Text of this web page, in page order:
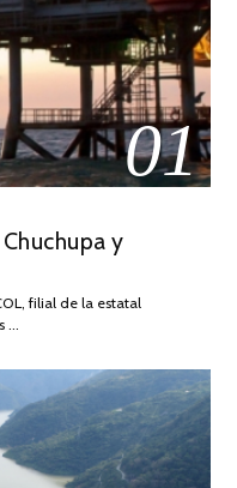
01
y
filial de la estatal
…